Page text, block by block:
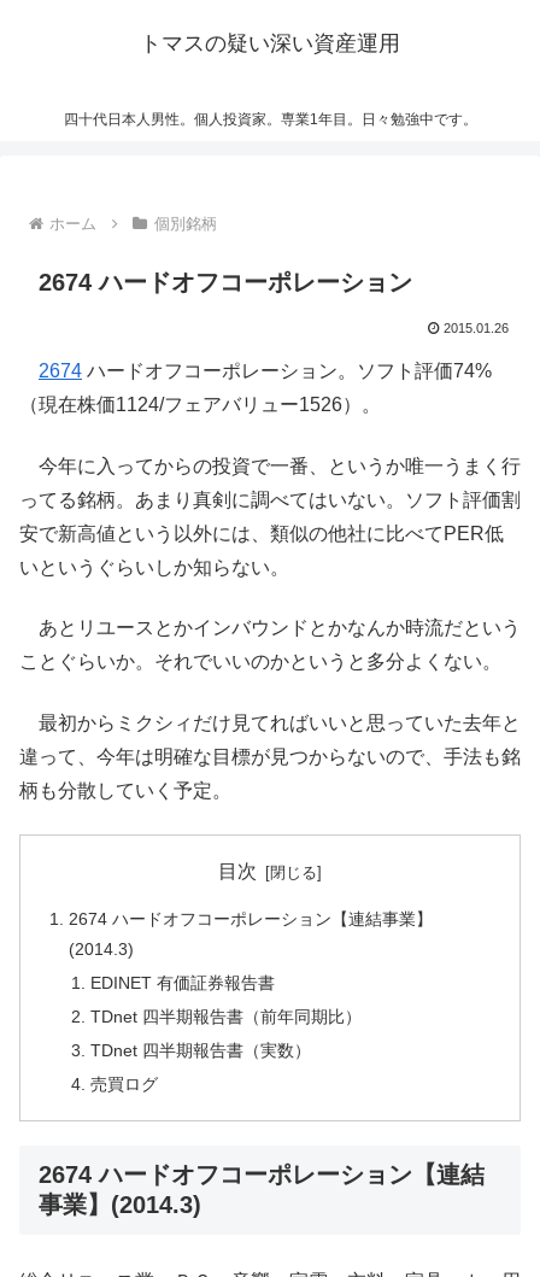
トマスの疑い深い資産運用
四十代日本人男性。個人投資家。専業1年目。日々勉強中です。
ホーム 個別銘柄
2674 ハードオフコーポレーション
2015.01.26
2674 ハードオフコーポレーション。ソフト評価74%
（現在株価1124/フェアバリュー1526）。
今年に入ってからの投資で一番、というか唯一うまく行
ってる銘柄。あまり真剣に調べてはいない。ソフト評価割
安で新高値という以外には、類似の他社に比べてPER低
いというぐらいしか知らない。
あとリユースとかインバウンドとかなんか時流だという
ことぐらいか。それでいいのかというと多分よくない。
最初からミクシィだけ見てればいいと思っていた去年と
違って、今年は明確な目標が見つからないので、手法も銘
柄も分散していく予定。
目次
2674 ハードオフコーポレーション【連結事業】
(2014.3)
EDINET 有価証券報告書
TDnet 四半期報告書（前年同期比）
TDnet 四半期報告書（実数）
売買ログ
2674 ハードオフコーポレーション【連結
事業】(2014.3)